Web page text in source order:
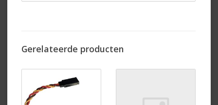
75 sec Kg/cm
These servo's can be connected to an USB interface
using the servo programmer Script Debugger to adapt
its properties. For example neutral position, direction
and many more.
Gerelateerde producten